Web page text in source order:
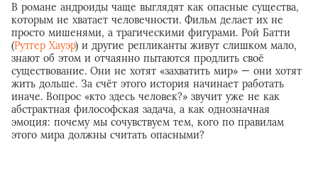
В романе андроиды чаще выглядят как опасные существа,
которым не хватает человечности. Фильм делает их не
просто мишенями, а трагическими фигурами. Рой Батти
(Рутгер Хауэр) и другие репликанты живут слишком мало,
знают об этом и отчаянно пытаются продлить своё
существование. Они не хотят «захватить мир» — они хотят
жить дольше. За счёт этого история начинает работать
иначе. Вопрос «кто здесь человек?» звучит уже не как
абстрактная философская задача, а как однозначная
эмоция: почему мы сочувствуем тем, кого по правилам
этого мира должны считать опасными?